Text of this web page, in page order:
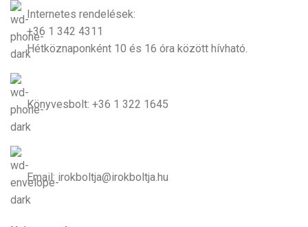
Internetes rendelések:
+36 1 342 4311
Hétköznaponként 10 és 16 óra között hívható.
Könyvesbolt: +36 1 322 1645
Email: irokboltja@irokboltja.hu